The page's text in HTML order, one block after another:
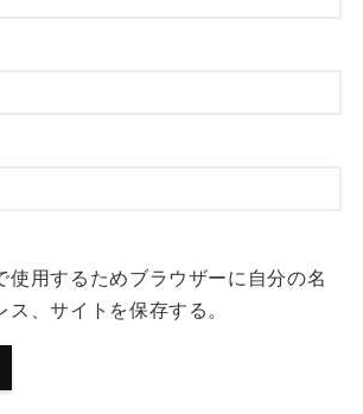
使用するためブラウザーに自分の名
、サイトを保存する。